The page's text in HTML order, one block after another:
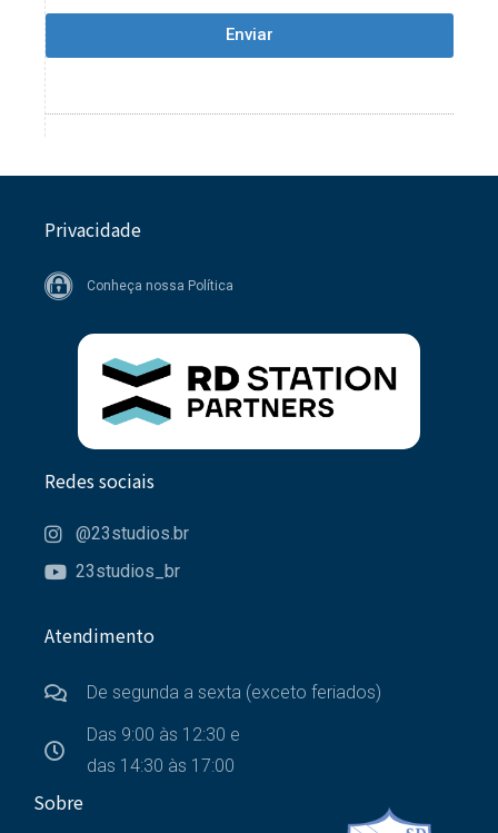
Enviar
Sobre
Atendimento
De segunda a sexta (exceto feriados)
Das 9:00 às 12:30 e
das 14:30 às 17:00
Redes sociais
@23studios.br
23studios_br
Privacidade
Conheça nossa Política